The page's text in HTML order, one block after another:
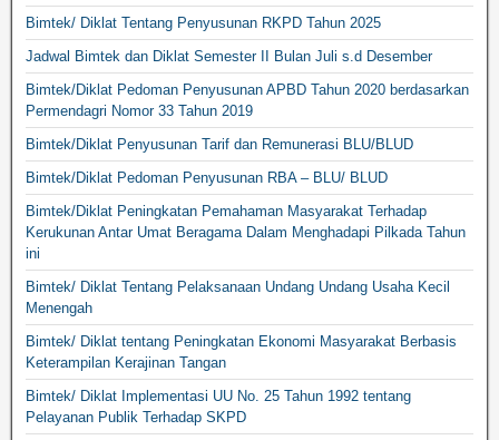
Bimtek/ Diklat Tentang Penyusunan RKPD Tahun 2025
Jadwal Bimtek dan Diklat Semester II Bulan Juli s.d Desember
Bimtek/Diklat Pedoman Penyusunan APBD Tahun 2020 berdasarkan
Permendagri Nomor 33 Tahun 2019
Bimtek/Diklat Penyusunan Tarif dan Remunerasi BLU/BLUD
Bimtek/Diklat Pedoman Penyusunan RBA – BLU/ BLUD
Bimtek/Diklat Peningkatan Pemahaman Masyarakat Terhadap
Kerukunan Antar Umat Beragama Dalam Menghadapi Pilkada Tahun
ini
Bimtek/ Diklat Tentang Pelaksanaan Undang Undang Usaha Kecil
Menengah
Bimtek/ Diklat tentang Peningkatan Ekonomi Masyarakat Berbasis
Keterampilan Kerajinan Tangan
Bimtek/ Diklat Implementasi UU No. 25 Tahun 1992 tentang
Pelayanan Publik Terhadap SKPD